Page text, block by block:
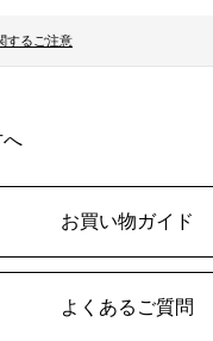
するご注意
へ
お買い物ガイド
よくあるご質問